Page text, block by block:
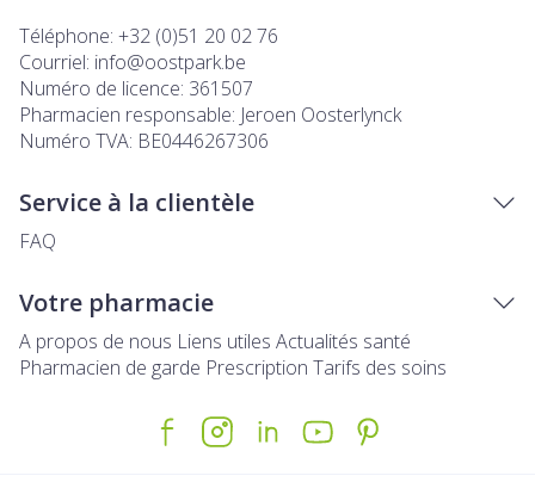
Téléphone: +32 (0)51 20 02 76
Courriel: info@oostpark.be
Numéro de licence: 361507
Pharmacien responsable: Jeroen Oosterlynck
Numéro TVA: BE0446267306
Service à la clientèle
FAQ
Votre pharmacie
A propos de nous Liens utiles Actualités santé
Pharmacien de garde Prescription Tarifs des soins